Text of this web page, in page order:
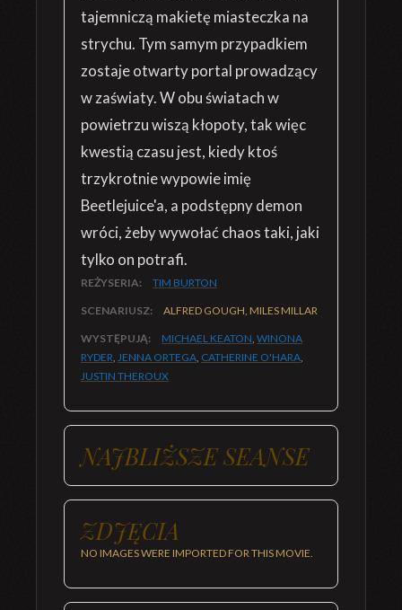
tajemniczą makietę miasteczka na
strychu. Tym samym przypadkiem
zostaje otwarty portal prowadzący
w zaświaty. W obu światach w
powietrzu wiszą kłopoty, tak więc
kwestią czasu jest, kiedy ktoś
trzykrotnie wypowie imię
Beetlejuice'a, a podstępny demon
wróci, żeby wywołać chaos taki, jaki
tylko on potrafi.
REŻYSERIA: TIM BURTON
SCENARIUSZ: ALFRED GOUGH, MILES MILLAR
WYSTĘPUJĄ: MICHAEL KEATON, WINONA
RYDER, JENNA ORTEGA, CATHERINE O'HARA,
JUSTIN THEROUX
NAJBLIŻSZE SEANSE
ZDJĘCIA
NO IMAGES WERE IMPORTED FOR THIS MOVIE.